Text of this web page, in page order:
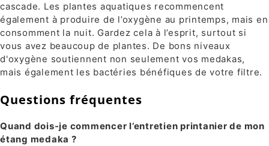
cascade. Les plantes aquatiques recommencent
également à produire de l’oxygène au printemps, mais en
consomment la nuit. Gardez cela à l’esprit, surtout si
vous avez beaucoup de plantes. De bons niveaux
d'oxygène soutiennent non seulement vos medakas,
mais également les bactéries bénéfiques de votre filtre.
Questions fréquentes
Quand dois-je commencer l’entretien printanier de mon
étang medaka ?